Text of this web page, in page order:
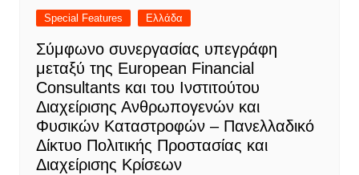
Special Features Ελλάδα
Σύμφωνο συνεργασίας υπεγράφη
μεταξύ της European Financial
Consultants και του Ινστιτούτου
Διαχείρισης Ανθρωπογενών και
Φυσικών Καταστροφών – Πανελλαδικό
Δίκτυο Πολιτικής Προστασίας και
Διαχείρισης Κρίσεων